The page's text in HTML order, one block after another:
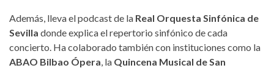
Además, lleva el podcast de la Real Orquesta Sinfónica de
Sevilla donde explica el repertorio sinfónico de cada
concierto. Ha colaborado también con instituciones como la
ABAO Bilbao Ópera , la Quincena Musical de San